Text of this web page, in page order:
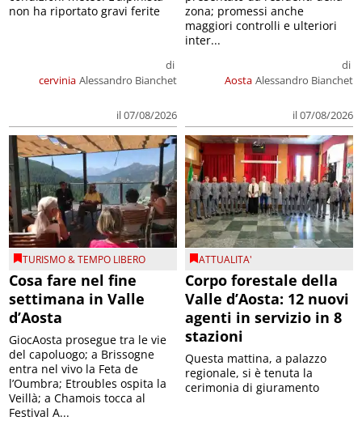
cervinia
di
Alessandro Bianchet
il 07/08/2026
non ha riportato gravi ferite
Aosta
di
Alessandro Bianchet
il 07/08/2026
zona; promessi anche
maggiori controlli e ulteriori
inter...
TURISMO & TEMPO LIBERO
Cosa fare nel fine
settimana in Valle
d’Aosta
GiocAosta prosegue tra le vie
del capoluogo; a Brissogne
entra nel vivo la Feta de
l’Oumbra; Etroubles ospita la
Veillà; a Chamois tocca al
Festival A...
ATTUALITA'
Corpo forestale della
Valle d’Aosta: 12 nuovi
agenti in servizio in 8
stazioni
Questa mattina, a palazzo
regionale, si è tenuta la
cerimonia di giuramento